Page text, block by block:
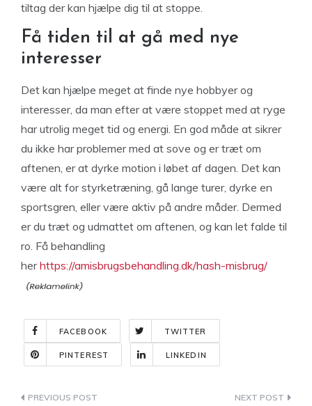
tiltag der kan hjælpe dig til at stoppe.
Få tiden til at gå med nye
interesser
Det kan hjælpe meget at finde nye hobbyer og
interesser, da man efter at være stoppet med at ryge
har utrolig meget tid og energi. En god måde at sikrer
du ikke har problemer med at sove og er træt om
aftenen, er at dyrke motion i løbet af dagen. Det kan
være alt for styrketræning, gå lange turer, dyrke en
sportsgren, eller være aktiv på andre måder. Dermed
er du træt og udmattet om aftenen, og kan let falde til
ro. Få behandling
herhttps://amisbrugsbehandling.dk/hash-misbrug/
FACEBOOK TWITTER
PINTEREST LINKEDIN
Indlægsnavigation